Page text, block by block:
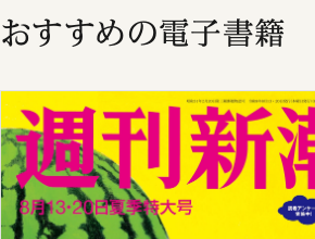
おすすめの電子書籍